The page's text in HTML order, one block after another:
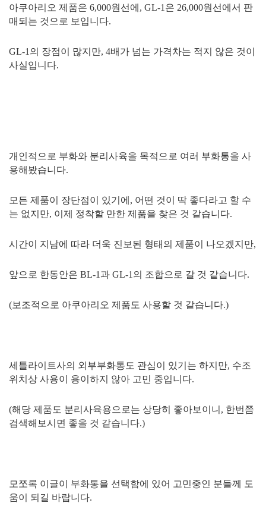
아쿠아리오 제품은 6,000원선에, GL-1은 26,000원선에서 판
매되는 것으로 보입니다.
GL-1의 장점이 많지만, 4배가 넘는 가격차는 적지 않은 것이
사실입니다.
개인적으로 부화와 분리사육을 목적으로 여러 부화통을 사
용해봤습니다.
모든 제품이 장단점이 있기에, 어떤 것이 딱 좋다라고 할 수
는 없지만, 이제 정착할 만한 제품을 찾은 것 같습니다.
시간이 지남에 따라 더욱 진보된 형태의 제품이 나오겠지만,
앞으로 한동안은 BL-1과 GL-1의 조합으로 갈 것 같습니다.
(보조적으로 아쿠아리오 제품도 사용할 것 같습니다.)
세틀라이트사의 외부부화통도 관심이 있기는 하지만, 수조
위치상 사용이 용이하지 않아 고민 중입니다.
(해당 제품도 분리사육용으로는 상당히 좋아보이니, 한번쯤
검색해보시면 좋을 것 같습니다.)
모쪼록 이글이 부화통을 선택함에 있어 고민중인 분들께 도
움이 되길 바랍니다.